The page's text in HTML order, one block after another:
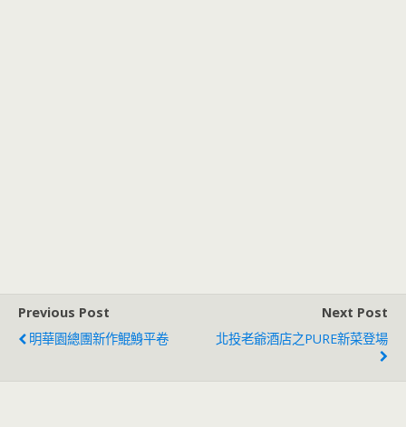
Previous Post
明華園總團新作鯤鯓平卷
Next Post
北投老爺酒店之PURE新菜登場